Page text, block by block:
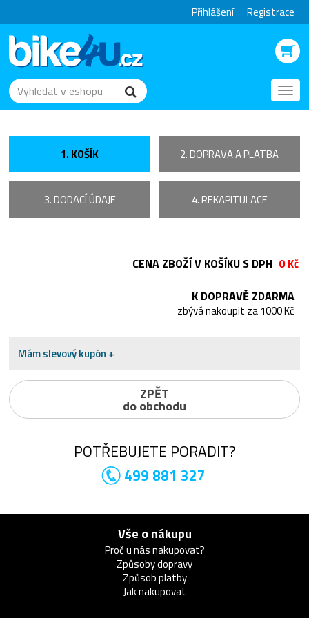
Přihlášení Registrace
1. KOŠÍK 2. DOPRAVA A PLATBA
3. DODACÍ ÚDAJE 4. REKAPITULACE
K DOPRAVĚ ZDARMA
zbývá nakoupit za 1000 Kč
CENA ZBOŽÍ V KOŠÍKU S DPH 0 Kč
Mám slevový kupón +
ZPĚT
do obchodu
POTŘEBUJETE PORADIT?
499 881 327
Vše o nákupu
Proč u nás nakupovat?
Způsoby dopravy
Způsob platby
Jak nakupovat